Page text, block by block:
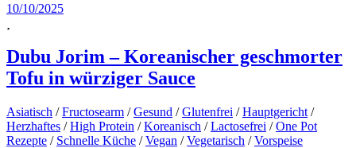
10/10/2025
Dubu Jorim – Koreanischer geschmorter
Tofu in würziger Sauce
Asiatisch /Fructosearm /Gesund /Glutenfrei /Hauptgericht /
Herzhaftes /High Protein /Koreanisch /Lactosefrei /One Pot
Rezepte / Schnelle Küche /Vegan /Vegetarisch /Vorspeise